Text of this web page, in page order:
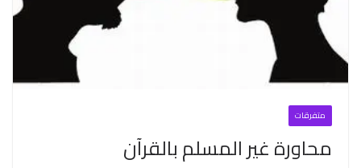
متفرقات
محاورة غير المسلم بالقرآن